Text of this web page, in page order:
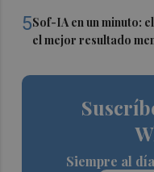
5Sof-IA en un minuto:
el mejor resultado
Siempre al